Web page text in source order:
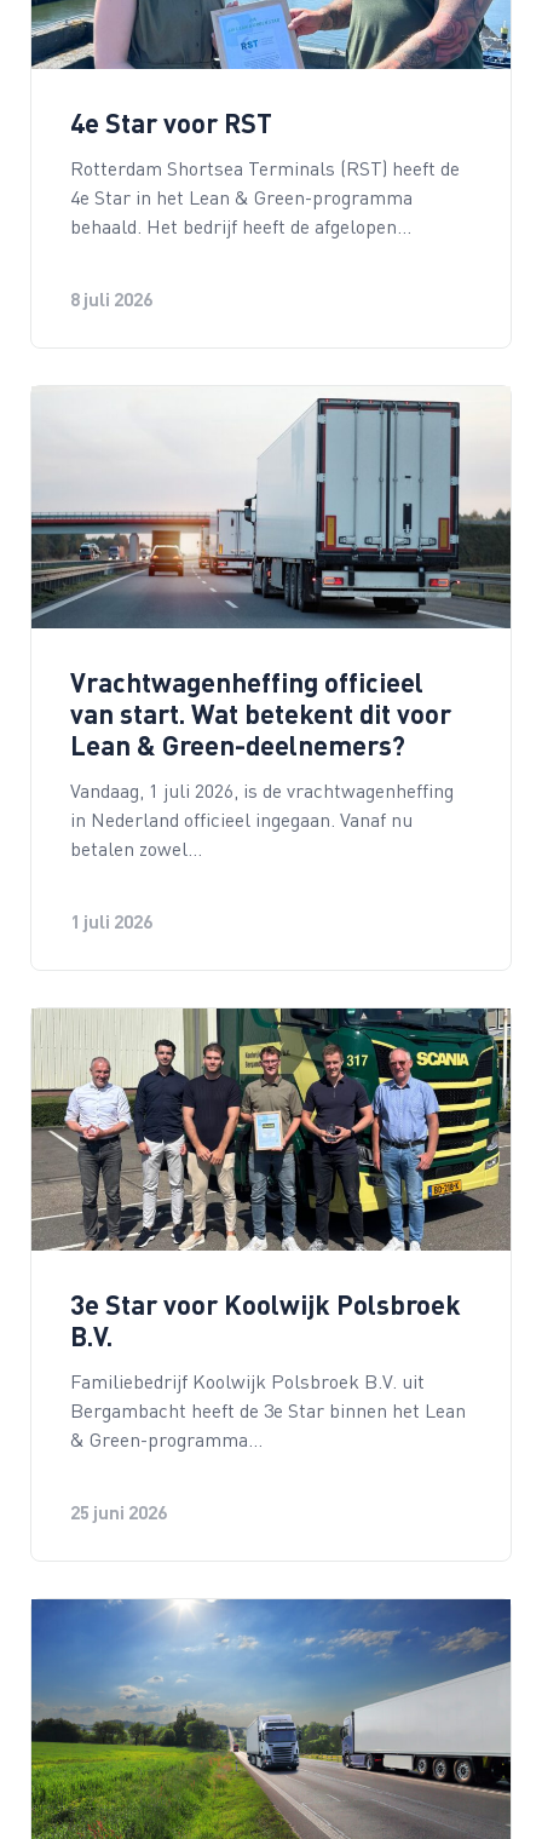
4e Star voor RST
Rotterdam Shortsea Terminals (RST) heeft de
4e Star in het Lean & Green-programma
behaald. Het bedrijf heeft de afgelopen…
8 juli 2026
Vrachtwagenheffing officieel
van start. Wat betekent dit voor
Lean & Green-deelnemers?
Vandaag, 1 juli 2026, is de vrachtwagenheffing
in Nederland officieel ingegaan. Vanaf nu
betalen zowel…
1 juli 2026
3e Star voor Koolwijk Polsbroek
B.V.
Familiebedrijf Koolwijk Polsbroek B.V. uit
Bergambacht heeft de 3e Star binnen het Lean
& Green-programma…
25 juni 2026